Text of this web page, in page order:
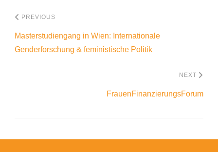
PREVIOUS
Masterstudiengang in Wien: Internationale
Genderforschung & feministische Politik
NEXT
FrauenFinanzierungsForum